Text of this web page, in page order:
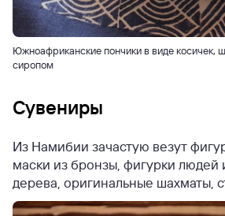
Южноафриканские пончики в виде косичек,
сиропом
Сувениры
Из Намибии зачастую везут
маски из бронзы, фигурки людей
дерева, оригинальные шахматы,